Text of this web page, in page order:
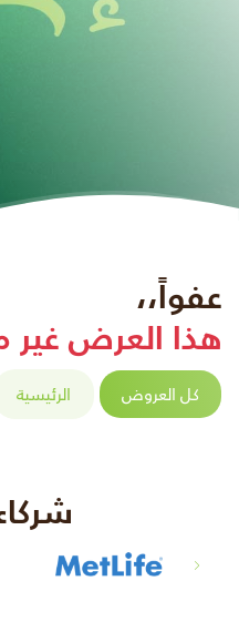
عفواً،،
هذا العرض غير
كل العروض الرئيسية